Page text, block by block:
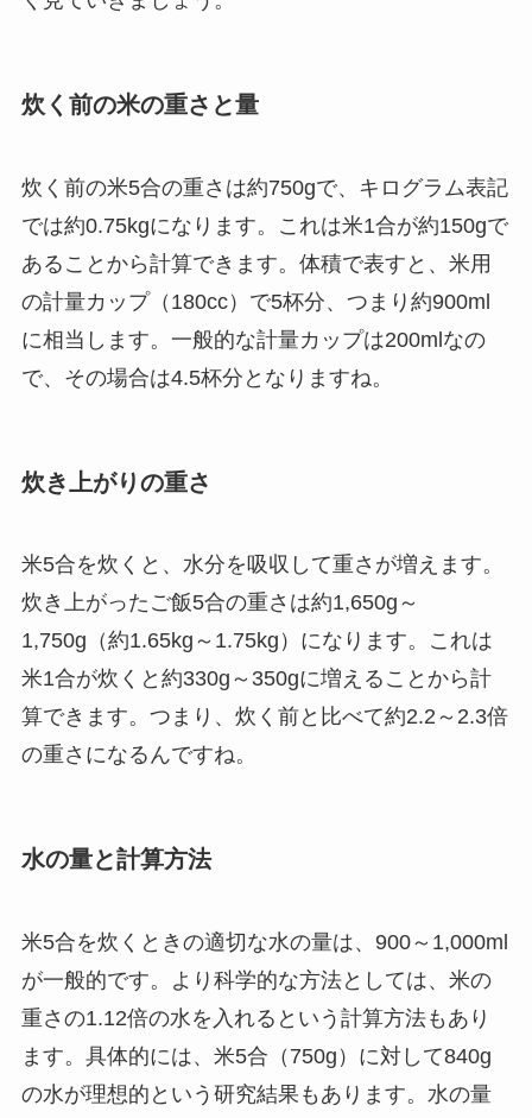
炊く前の米の重さと量
炊く前の米5合の重さは約750gで、キログラム表記
では約0.75kgになります。これは米1合が約150gで
あることから計算できます。体積で表すと、米用
の計量カップ（180cc）で5杯分、つまり約900ml
に相当します。一般的な計量カップは200mlなの
で、その場合は4.5杯分となりますね。
炊き上がりの重さ
米5合を炊くと、水分を吸収して重さが増えます。
炊き上がったご飯5合の重さは約1,650g～
1,750g（約1.65kg～1.75kg）になります。これは
米1合が炊くと約330g～350gに増えることから計
算できます。つまり、炊く前と比べて約2.2～2.3倍
の重さになるんですね。
水の量と計算方法
米5合を炊くときの適切な水の量は、900～1,000ml
が一般的です。より科学的な方法としては、米の
重さの1.12倍の水を入れるという計算方法もあり
ます。具体的には、米5合（750g）に対して840g
の水が理想的という研究結果もあります。水の量